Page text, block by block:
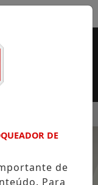
INAUGURADA
DE
de
Para